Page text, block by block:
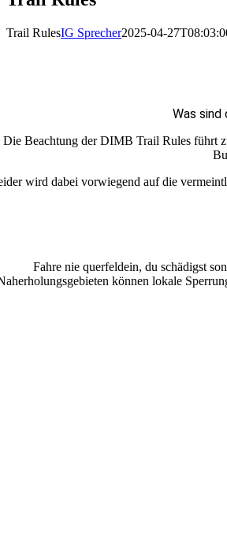
Trail RulesIG Sprecher2025-04-
Was sind
Die Beachtung der DIMB Trail Rules führt
wird dabei vorwiegend auf die
Fahre nie querfeldein, du schädigst
können lokale